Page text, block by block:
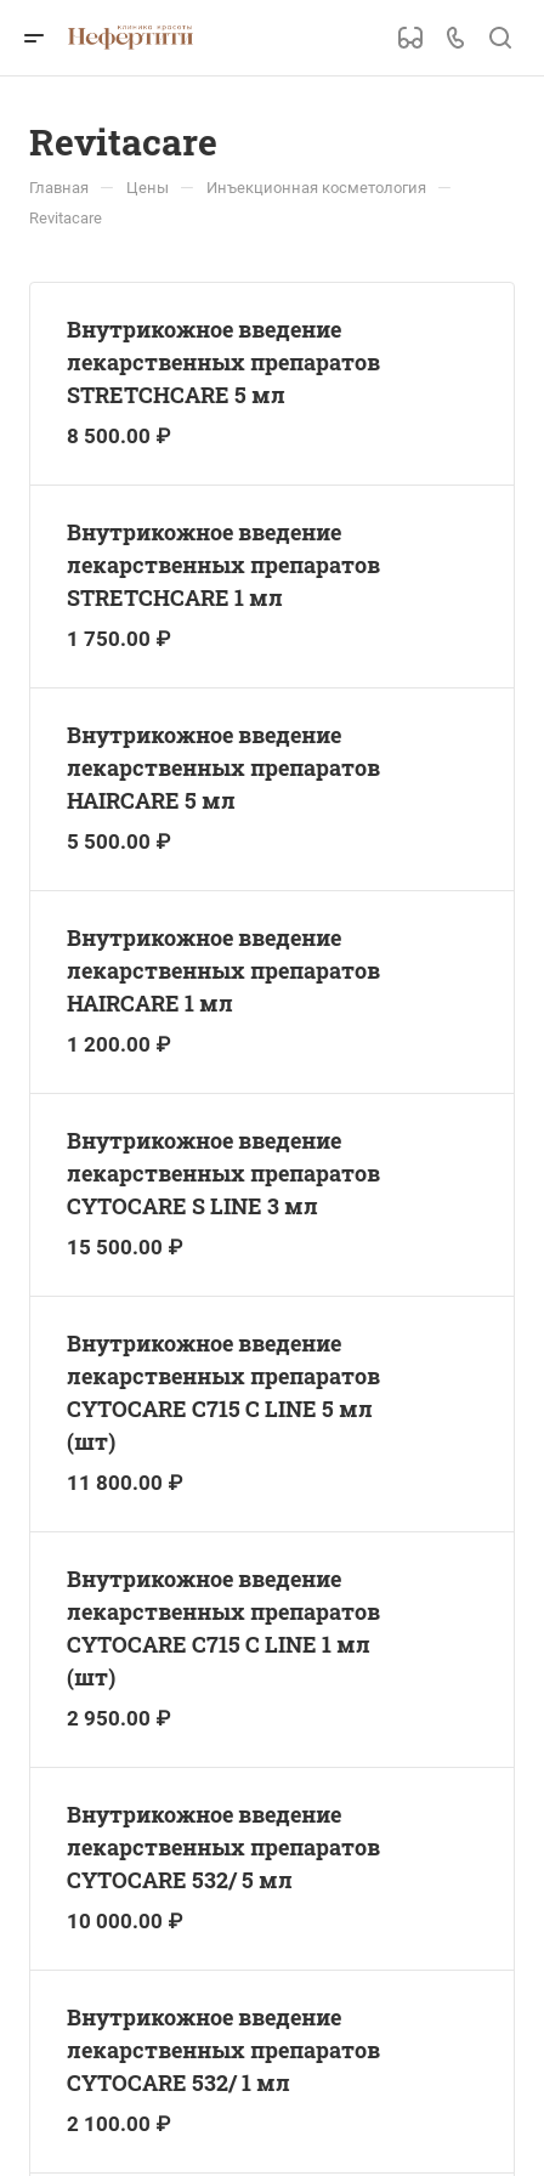
Revitacare
Главная — Цены — Инъекционная косметология —
Revitacare
Внутрикожное введение
лекарственных препаратов
STRETCHCARE 5 мл
8 500.00 ₽
Внутрикожное введение
лекарственных препаратов
STRETCHCARE 1 мл
1 750.00 ₽
Внутрикожное введение
лекарственных препаратов
HAIRCARE 5 мл
5 500.00 ₽
Внутрикожное введение
лекарственных препаратов
HAIRCARE 1 мл
1 200.00 ₽
Внутрикожное введение
лекарственных препаратов
CYTOCARE S LINE 3 мл
15 500.00 ₽
Внутрикожное введение
лекарственных препаратов
CYTOCARE C715 С LINE 5 мл
(шт)
11 800.00 ₽
Внутрикожное введение
лекарственных препаратов
CYTOCARE C715 С LINE 1 мл
(шт)
2 950.00 ₽
Внутрикожное введение
лекарственных препаратов
CYTOCARE 532/ 5 мл
10 000.00 ₽
Внутрикожное введение
лекарственных препаратов
CYTOCARE 532/ 1 мл
2 100.00 ₽